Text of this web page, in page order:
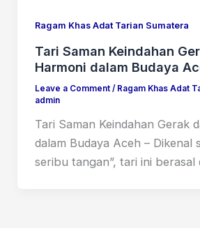
Ragam Khas Adat Tarian Sumatera
Tari Saman Keindahan
Harmoni dalam Budaya
Leave a Comment / Ragam Khas Adat
admin
Tari Saman Keindahan Gerak
dalam Budaya Aceh – Dikenal
seribu tangan”, tari ini